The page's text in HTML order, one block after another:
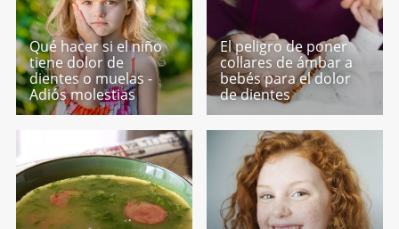
Qué hacer si el niño
tiene dolor de
dientes o muelas -
Adiós molestias
El peligro de poner
collares de ámbar a
bebés para el dolor
de dientes